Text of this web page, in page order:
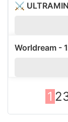
⚔️
1 2